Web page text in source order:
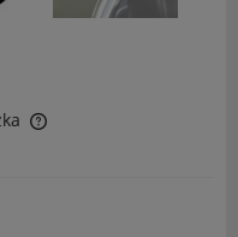
płatności